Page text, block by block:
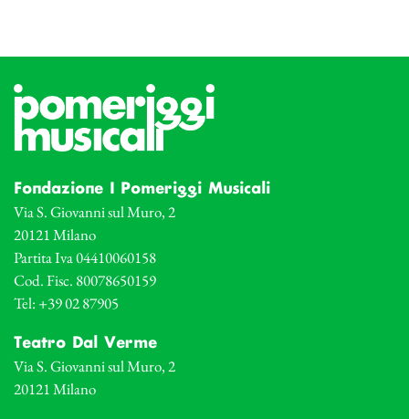
Fondazione I Pomeriggi Musicali
Via S. Giovanni sul Muro, 2
20121 Milano
Partita Iva 04410060158
Cod. Fisc. 80078650159
Tel: +39 02 87905
Teatro Dal Verme
Via S. Giovanni sul Muro, 2
20121 Milano